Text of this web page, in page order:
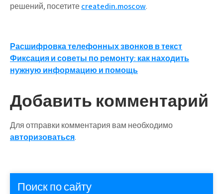
решений, посетитеcreatedin.moscow.
Навигация
по
Расшифровка телефонных звонков в текст
Фиксация и советы по ремонту: как находить
нужную информацию и помощь
Добавить комментарий
Для отправки комментария вам необходимо
авторизоваться.
Поиск по сайту